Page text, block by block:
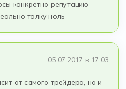
конкретно репутацию
толку ноль
05.07.2017 в 17:03
от самого трейдера, но и